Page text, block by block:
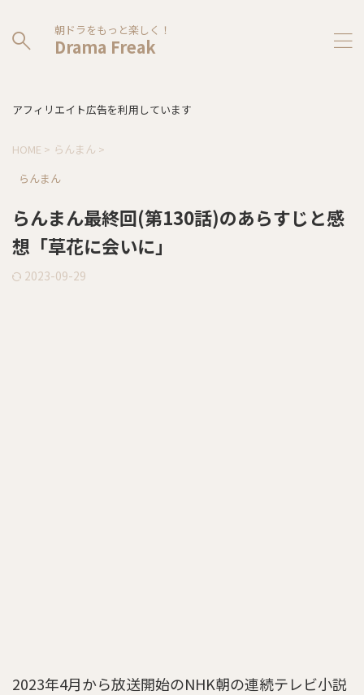
朝ドラをもっと楽しく！
Drama Freak
アフィリエイト広告を利用しています
HOME > らんまん >
らんまん
らんまん最終回(第130話)のあらすじと感
想「草花に会いに」
2023-09-29
2023年4月から放送開始のNHK朝の連続テレビ小説